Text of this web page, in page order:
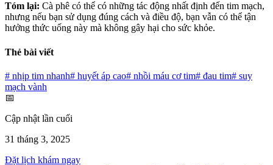
Tóm lại: Cà phê có thể có những tác động nhất định đến tim mạch,
nhưng nếu bạn sử dụng đúng cách và điều độ, bạn vẫn có thể tận
hưởng thức uống này mà không gây hại cho sức khỏe.
Thẻ bài viết
# nhịp tim nhanh# huyết áp cao# nhồi máu cơ tim# đau tim# suy
mạch vành
📅
Cập nhật lần cuối
31 tháng 3, 2025
Đặt lịch khám ngay